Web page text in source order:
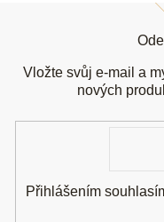
Vložte svůj e-mail a
nových
Přihlášením